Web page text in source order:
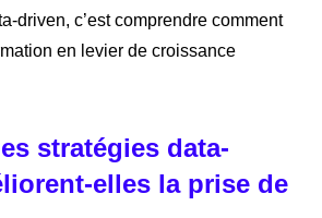
driven, c’est comprendre comment
en levier de croissance
stratégies data-
elles la prise de